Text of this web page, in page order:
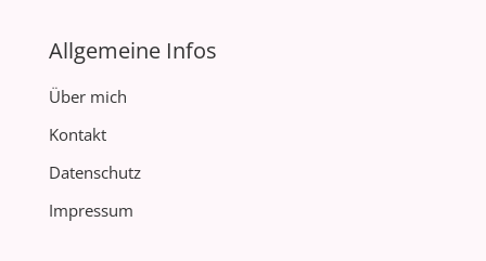
Allgemeine Infos
Über mich
Kontakt
Datenschutz
Impressum